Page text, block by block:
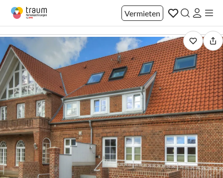
Vermieten